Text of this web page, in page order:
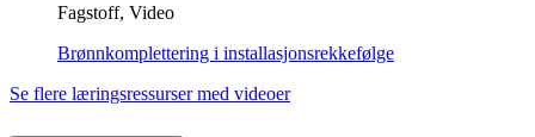
Fagstoff, Video
Brønnkomplettering i installasjonsrekkefølge
Se flere læringsressurser med videoer